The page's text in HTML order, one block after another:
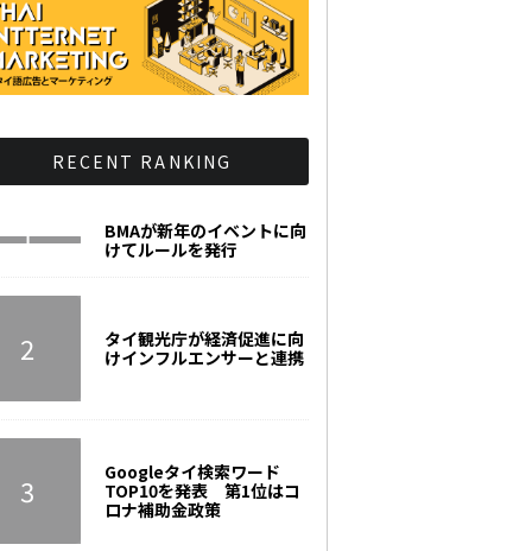
RECENT RANKING
BMAが新年のイベントに向
けてルールを発行
タイ観光庁が経済促進に向
けインフルエンサーと連携
Googleタイ検索ワード
TOP10を発表 第1位はコ
ロナ補助金政策